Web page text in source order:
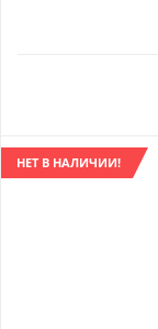
НЕТ В НАЛИЧИИ!